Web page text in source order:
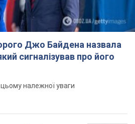
Джо Байдена назвала
сигналізував про його
належної уваги